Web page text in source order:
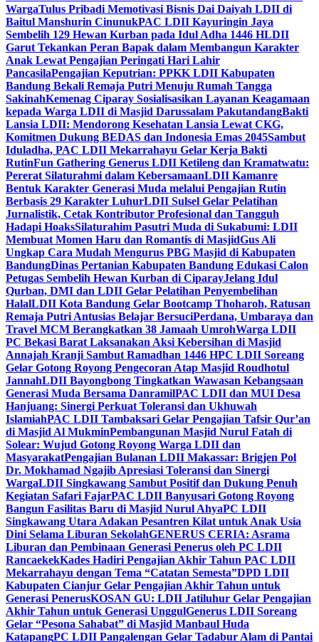
WargaTulus Pribadi Memotivasi Bisnis Dai Daiyah LDII di
Baitul Manshurin CinunukPAC LDII Kayuringin Jaya
Sembelih 129 Hewan Kurban pada Idul Adha 1446 HLDII
Garut Tekankan Peran Bapak dalam Membangun Karakter
Anak Lewat Pengajian Peringati Hari Lahir
PancasilaPengajian Keputrian: PPKK LDII Kabupaten
Bandung Bekali Remaja Putri Menuju Rumah Tangga
SakinahKemenag Ciparay Sosialisasikan Layanan Keagamaan
kepada Warga LDII di Masjid Darussalam PakutandangBakti
Lansia LDII: Mendorong Kesehatan Lansia Lewat CKG,
Komitmen Dukung BEDAS dan Indonesia Emas 2045Sambut
Iduladha, PAC LDII Mekarrahayu Gelar Kerja Bakti
RutinFun Gathering Generus LDII Ketileng dan Kramatwatu:
Pererat Silaturahmi dalam KebersamaanLDII Kamanre
Bentuk Karakter Generasi Muda melalui Pengajian Rutin
Berbasis 29 Karakter LuhurLDII Sulsel Gelar Pelatihan
Jurnalistik, Cetak Kontributor Profesional dan Tangguh
Hadapi HoaksSilaturahim Pasutri Muda di Sukabumi: LDII
Membuat Momen Haru dan Romantis di MasjidGus Ali
Ungkap Cara Mudah Mengurus PBG Masjid di Kabupaten
BandungDinas Pertanian Kabupaten Bandung Edukasi Calon
Petugas Sembelih Hewan Kurban di CiparayJelang Idul
Qurban, DMI dan LDII Gelar Pelatihan Penyembelihan
HalalLDII Kota Bandung Gelar Bootcamp Thoharoh, Ratusan
Remaja Putri Antusias Belajar BersuciPerdana, Umbaraya dan
Travel MCM Berangkatkan 38 Jamaah UmrohWarga LDII
PC Bekasi Barat Laksanakan Aksi Kebersihan di Masjid
Annajah Kranji Sambut Ramadhan 1446 HPC LDII Soreang
Gelar Gotong Royong Pengecoran Atap Masjid Roudhotul
JannahLDII Bayongbong Tingkatkan Wawasan Kebangsaan
Generasi Muda Bersama DanramilPAC LDII dan MUI Desa
Hanjuang: Sinergi Perkuat Toleransi dan Ukhuwah
IslamiahPAC LDII Tambaksari Gelar Pengajian Tafsir Qur’an
di Masjid Al MukminPembangunan Masjid Nurul Fatah di
Solear: Wujud Gotong Royong Warga LDII dan
MasyarakatPengajian Bulanan LDII Makassar: Brigjen Pol
Dr. Mokhamad Ngajib Apresiasi Toleransi dan Sinergi
WargaLDII Singkawang Sambut Positif dan Dukung Penuh
Kegiatan Safari FajarPAC LDII Banyusari Gotong Royong
Bangun Fasilitas Baru di Masjid Nurul AhyaPC LDII
Singkawang Utara Adakan Pesantren Kilat untuk Anak Usia
Dini Selama Liburan SekolahGENERUS CERIA: Asrama
Liburan dan Pembinaan Generasi Penerus oleh PC LDII
RancaekekKades Hadiri Pengajian Akhir Tahun PAC LDII
Mekarrahayu dengan Tema “Catatan Semesta”DPD LDII
Kabupaten Cianjur Gelar Pengajian Akhir Tahun untuk
Generasi PenerusKOSAN GU: LDII Jatiluhur Gelar Pengajian
Akhir Tahun untuk Generasi UnggulGenerus LDII Soreang
Gelar “Pesona Sahabat” di Masjid Manbaul Huda
KatapangPC LDII Pangalengan Gelar Tadabur Alam di Pantai